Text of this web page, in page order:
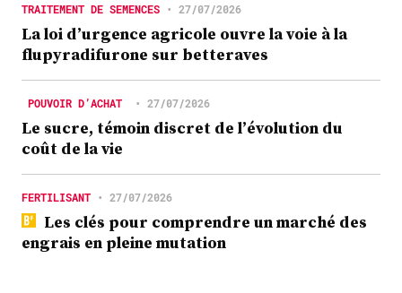
TRAITEMENT DE SEMENCES • 27/07/2026
La loi d’urgence agricole ouvre la voie à la
flupyradifurone sur betteraves
POUVOIR D’ACHAT • 27/07/2026
Le sucre, témoin discret de l’évolution du
coût de la vie
FERTILISANT • 27/07/2026
Les clés pour comprendre un marché des
engrais en pleine mutation